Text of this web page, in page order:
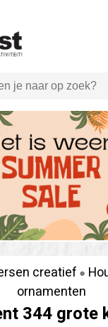
creatief
ornamenten
344 grote